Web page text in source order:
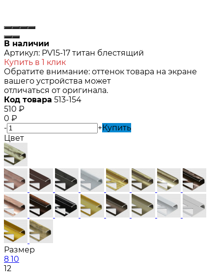
В наличии
Артикул: PV15-17 титан блестящий
Купить в 1 клик
Обратите внимание: оттенок товара на экране
вашего устройства может
отличаться от оригинала.
Код товара 513-154
510 ₽
0 ₽
-
+Купить
Цвет
Размер
8 10
12